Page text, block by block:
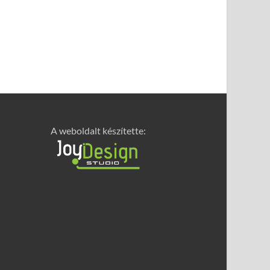
A weboldalt készítette: